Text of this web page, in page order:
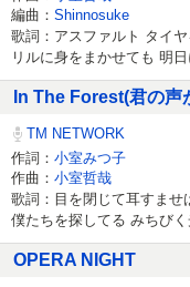
編曲： Shinnosuke
歌詞：アスファルト タイ
リルに身をまかせても 明
In The Forest(君の声
TM NETWORK
作詞： 小室みつ子
作曲： 小室哲哉
歌詞：目を閉じて耳すませ
僕たちを探してる みちびく
OPERA NIGHT